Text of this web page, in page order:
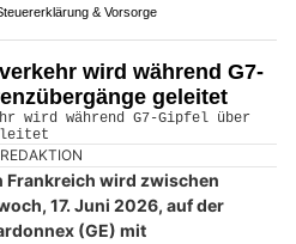
& Vorsorge
wird während G7-
geleitet
Frankreich wird zwischen
17. Juni 2026, auf der
(GE) mit